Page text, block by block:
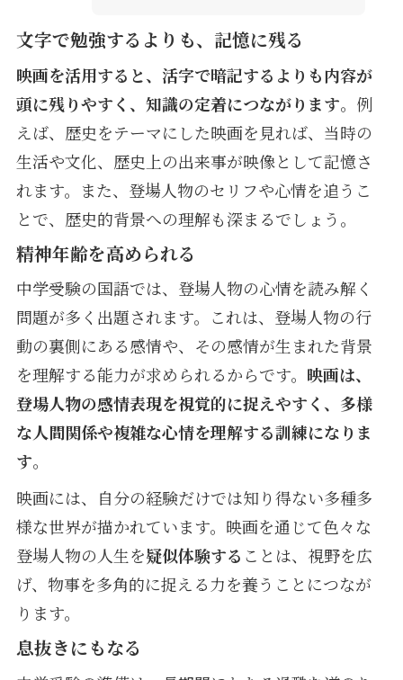
文字で勉強するよりも、記憶に残る
映画を活用すると、活字で暗記するよりも内容が
頭に残りやすく、知識の定着につながります。例
えば、歴史をテーマにした映画を見れば、当時の
生活や文化、歴史上の出来事が映像として記憶さ
れます。また、登場人物のセリフや心情を追うこ
とで、歴史的背景への理解も深まるでしょう。
精神年齢を高められる
中学受験の国語では、登場人物の心情を読み解く
問題が多く出題されます。これは、登場人物の行
動の裏側にある感情や、その感情が生まれた背景
を理解する能力が求められるからです。 映画は、
登場人物の感情表現を視覚的に捉えやすく、多様
な人間関係や複雑な心情を理解する訓練になりま
す。
映画には、自分の経験だけでは知り得ない多種多
様な世界が描かれています。映画を通じて色々な
登場人物の人生を疑似体験する ことは、視野を広
げ、物事を多角的に捉える力を養うことにつなが
ります。
息抜きにもなる